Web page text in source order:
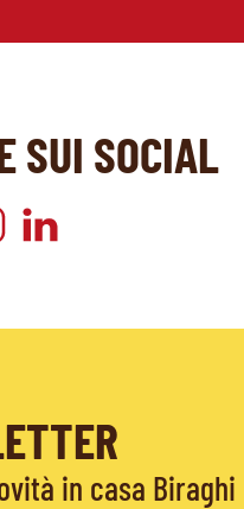
SUI SOCIAL
in casa Biraghi